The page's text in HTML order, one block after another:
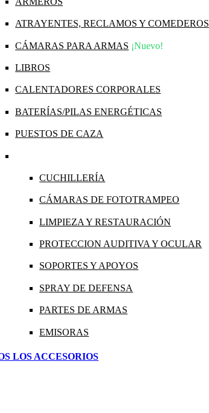
ATRAYENTES, RECLAMOS Y COMEDEROS
CÁMARAS PARA ARMAS ¡Nuevo!
LIBROS
CALENTADORES CORPORALES
BATERÍAS/PILAS ENERGÉTICAS
PUESTOS DE CAZA
CUCHILLERÍA
CÁMARAS DE FOTOTRAMPEO
LIMPIEZA Y RESTAURACIÓN
PROTECCION AUDITIVA Y OCULAR
SOPORTES Y APOYOS
SPRAY DE DEFENSA
PARTES DE ARMAS
EMISORAS
LOS ACCESORIOS